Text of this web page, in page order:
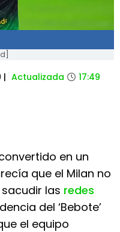
| Actualizada 17:49
en un
que el Milan no
las redes
del ‘Bebote’
el equipo